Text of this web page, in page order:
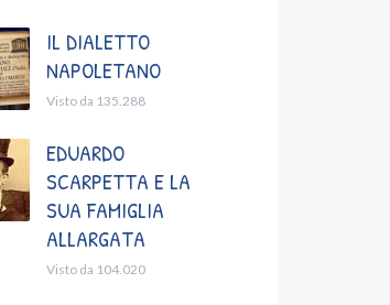
IL DIALETTO
NAPOLETANO
Visto da 135.288
EDUARDO
SCARPETTA E LA
SUA FAMIGLIA
ALLARGATA
Visto da 104.020